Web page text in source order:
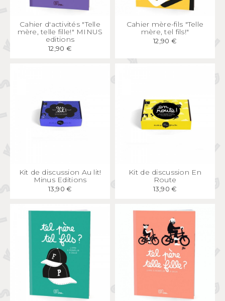
APERÇU RAPIDE
Cahier d'activités "Telle
mère, telle fille!" MINUS
editions
12,90 €
APERÇU RAPIDE
Cahier mère-fils "Telle
mère, tel fils!"
12,90 €
APERÇU RAPIDE
Kit de discussion Au lit!
Minus Editions
13,90 €
APERÇU RAPIDE
Kit de discussion En
Route
13,90 €